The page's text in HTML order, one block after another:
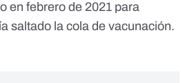
en febrero de 2021 para
saltado la cola de vacunación.